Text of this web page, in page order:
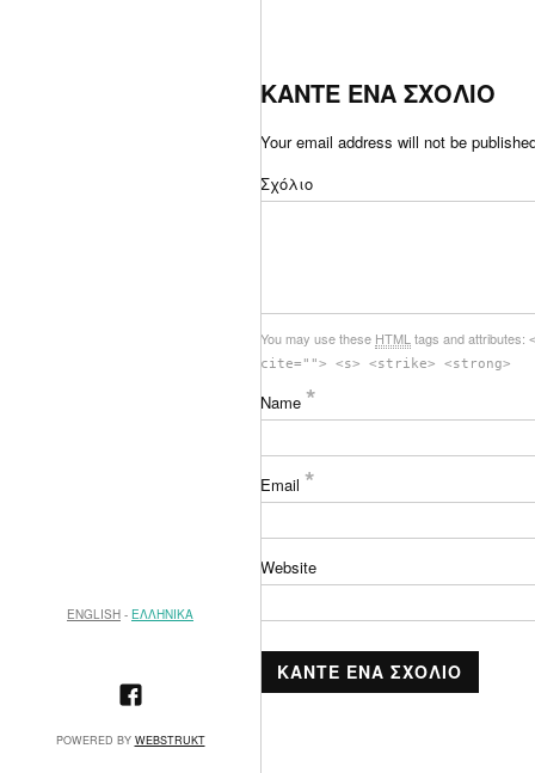
ENGLISH ΕΛΛΗΝΙΚΑ
POWERED BY WEBSTRUKT
ΚΑΝΤΕ ΕΝΑ ΣΧΟΛΙΟ
Your email address will not be
Σχόλιο
You may use these HTML tags and attributes:
cite=""> <s> <strike> <strong>
Name *
Email *
Website